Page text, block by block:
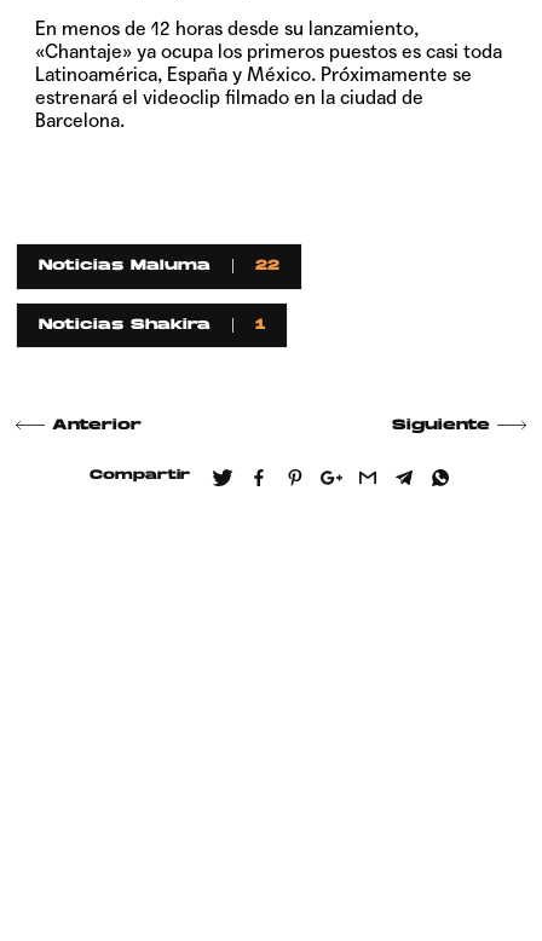
En menos de 12 horas desde su lanzamiento,
«Chantaje» ya ocupa los primeros puestos es casi toda
Latinoamérica, España y México. Próximamente se
estrenará el videoclip filmado en la ciudad de
Barcelona.
Noticias Maluma 22
Noticias Shakira 1
Anterior Siguiente
Compartir